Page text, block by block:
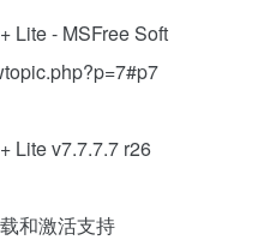
Lite - MSFree Soft
Lite v7.7.7.7 r26
和激活支持